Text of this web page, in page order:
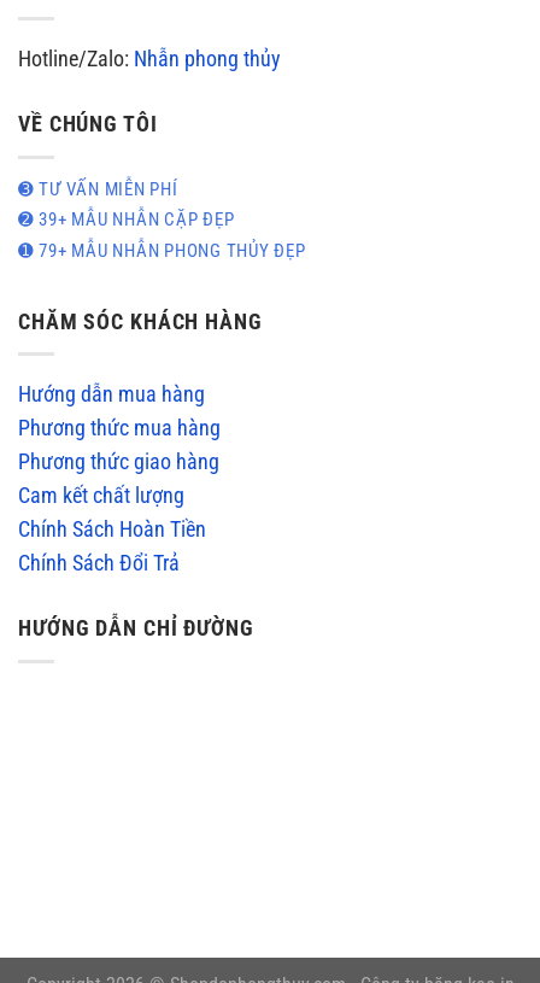
Hotline/Zalo: Nhẫn phong thủy
VỀ CHÚNG TÔI
➌ TƯ VẤN MIỄN PHÍ
➋ 39+ MẪU NHẪN CẶP ĐẸP
➊ 79+ MẪU NHẪN PHONG THỦY ĐẸP
CHĂM SÓC KHÁCH HÀNG
Hướng dẫn mua hàng
Phương thức mua hàng
Phương thức giao hàng
Cam kết chất lượng
Chính Sách Hoàn Tiền
Chính Sách Đổi Trả
HƯỚNG DẪN CHỈ ĐƯỜNG
embedgooglemap.net